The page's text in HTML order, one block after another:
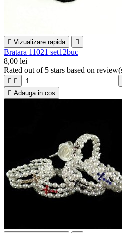
 Vizualizare rapida 
Bratara 11021 set12buc
8,00 lei
Rated out of 5 stars based on
 
 Adauga in cos